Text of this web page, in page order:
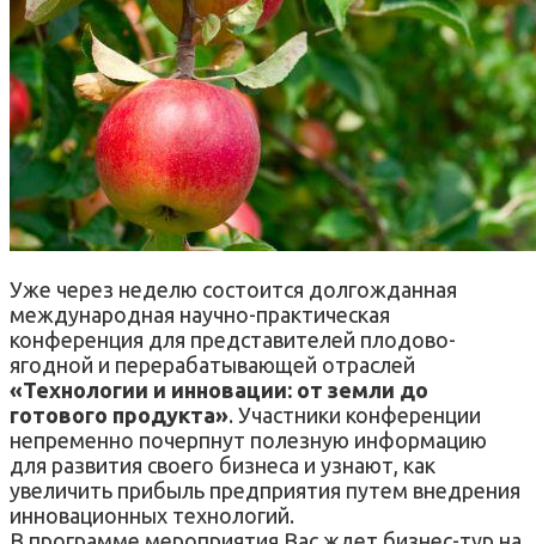
Уже через неделю состоится долгожданная
международная научно-практическая
конференция для представителей плодово-
ягодной и перерабатывающей отраслей
«Технологии и инновации: от земли до
готового продукта». Участники конференции
непременно почерпнут полезную информацию
для развития своего бизнеса и узнают, как
увеличить прибыль предприятия путем внедрения
инновационных технологий.